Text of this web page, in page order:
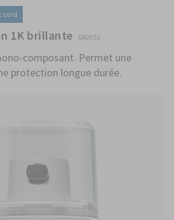
1K brillante 680051
composant. Permet une
protection longue durée.